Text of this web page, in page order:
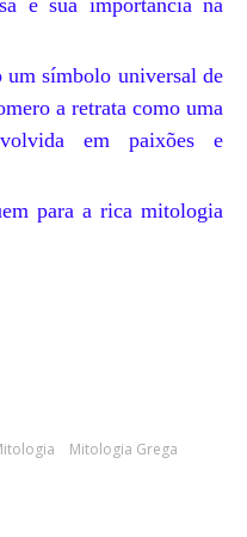
e sua importância na
um símbolo universal de
a retrata como uma
em paixões e
para a rica mitologia
Mitologia Grega